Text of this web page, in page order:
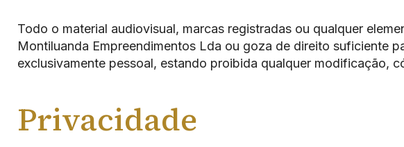
Todo o material audiovisual, marcas registradas ou qualquer
Montiluanda Empreendimentos Lda ou goza de direito suficiente
exclusivamente pessoal, estando proibida qualquer modificação,
Privacidade